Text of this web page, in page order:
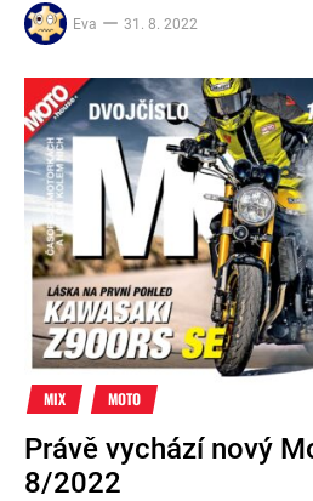
Eva 31. 8. 2022
MIX MOTO
Právě vychází nový
8/2022